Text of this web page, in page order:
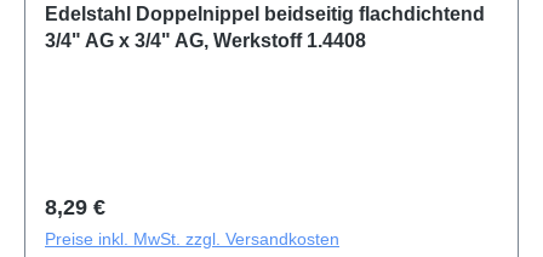
Edelstahl Doppelnippel beidseitig flachdichtend
3/4" AG x 3/4" AG, Werkstoff 1.4408
Regulärer Preis:
8,29 €
Preise inkl. MwSt. zzgl. Versandkosten